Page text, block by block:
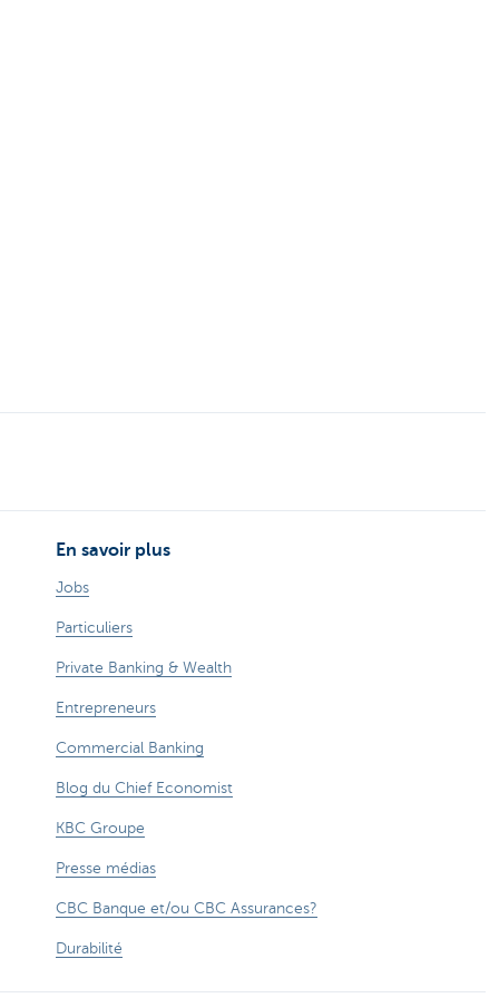
En savoir plus
Jobs
Particuliers
Private Banking & Wealth
Entrepreneurs
Commercial Banking
Blog du Chief Economist
KBC Groupe
Presse médias
CBC Banque et/ou CBC Assurances?
Durabilité